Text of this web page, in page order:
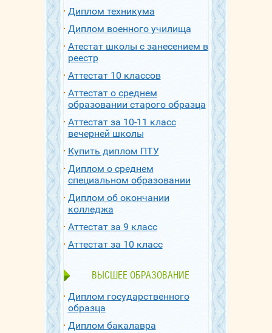
Диплом техникума
Диплом военного училища
Атестат школы с занесением в
реестр
Аттестат 10 классов
Аттестат о среднем
образовании старого образца
Аттестат за 10-11 класс
вечерней школы
Купить диплом ПТУ
Диплом о среднем
специальном образовании
Диплом об окончании
колледжа
Аттестат за 9 класс
Аттестат за 10 класс
ВЫСШЕЕ ОБРАЗОВАНИЕ
Диплом государственного
образца
Диплом бакалавра